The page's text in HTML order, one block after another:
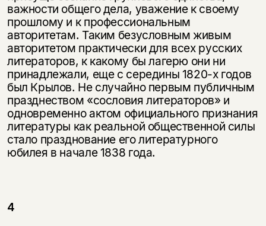
важности общего дела, уважение к сво­е­му
прошлому и к профессиональным
авторитетам. Таким безусловным живым
авторитетом практически для всех русских
литераторов, к какому бы лагерю они ни
принадлежали, еще с середины 1820-х годов
был Крылов. Не случайно первым публичным
празднеством «сословия литераторов» и
одновременно актом официального признания
литературы как реальной общест­венной силы
стало празднование его литературного
юбилея в начале 1838 года.
4